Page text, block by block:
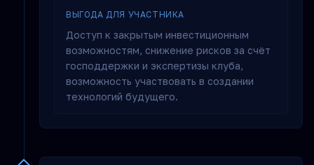
ВЫГОДА ДЛЯ УЧАСТНИКА
Доступ к закрытым инвестиционным
возможностям, снижение рисков за счёт
господдержки и экспертизы клуба,
возможность участвовать в создании
технологий будущего.